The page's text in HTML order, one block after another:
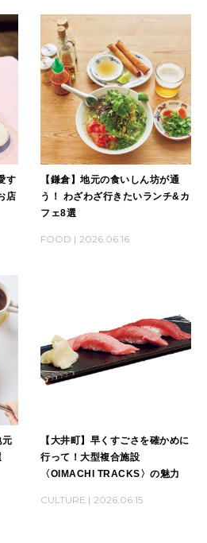
す
店
【鎌倉】地元の食いしん坊が通
う！ わざわざ行きたいランチ&カ
フェ8選
FOOD 2026.06.16
元
【大井町】早くすごさを確かめに
行って！大型複合施設
〈OIMACHI TRACKS〉の魅力
CULTURE 2026.06.15